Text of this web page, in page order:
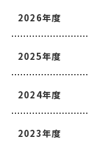
2026年度
2025年度
2024年度
2023年度